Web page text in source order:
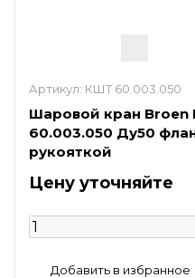
Артикул: КШТ 60.003.050
Шаровой кран Broen
60.003.050 Ду50
рукояткой
Цену уточняйте